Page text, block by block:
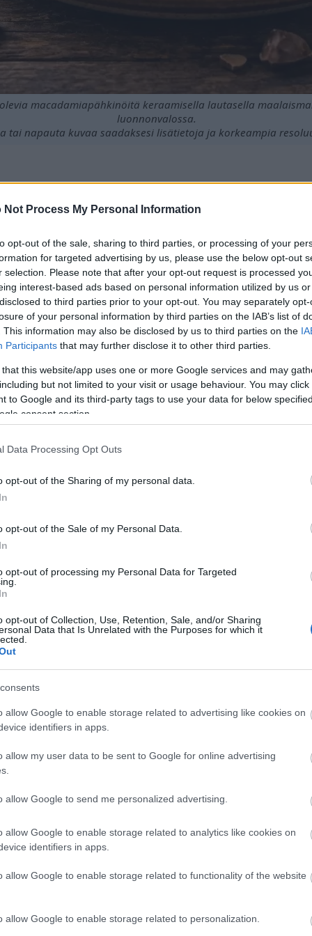
Not Process My Personal Information
opt-out of the sale, sharing to third parties, or processing of your
for targeted advertising by us, please use the below opt-out
selection. Please note that after your opt-out request is processed
interest-based ads based on personal information utilized by us
to third parties prior to your opt-out. You may separately
of your personal information by third parties on the IAB’s list of
This information may also be disclosed by us to third parties on the
Participants that may further disclose it to other third parties.
that this website/app uses one or more Google services and may
but not limited to your visit or usage behaviour. You may
to Google and its third-party tags to use your data for below
consent section.
Data Processing Opt Outs
opt-out of the Sharing of my personal data.
opt-out of the Sale of my Personal Data.
opt-out of processing my Personal Data for Targeted
opt-out of Collection, Use, Retention, Sale, and/or Sharing
Data that Is Unrelated with the Purposes for which it
allow Google to enable storage related to advertising like cookies on
identifiers in apps.
allow my user data to be sent to Google for online advertising
allow Google to send me personalized advertising.
allow Google to enable storage related to analytics like cookies on
identifiers in apps.
allow Google to enable storage related to functionality of the website
allow Google to enable storage related to personalization.
macadamiapähkinöitä keraamisella lautasella
luonnonvalossa.
tai napauta kuvaa saadaksesi lisätietoja ja korkeampia
täynnä terveellisiä rasvoja ja välttämättömiä
merkittävästi sydämen terveyttä.
kylläisyyttä lisäävien ominaisuuksiensa
antioksidanttipitoisuus tukee yleistä terveyttä.
ruokavalioon voi parantaa
vaikutus.
niiden täyteläisen, voisen maun vuoksi. Ne ovat hitti
Nämä pähkinät tulevat Australiasta, jossa
kuten Havaijilla, Brasiliassa ja Costa Ricassa. Tämä on
moniin ruokiin, sekä makeisiin että suolaisiin.
on ehdottomasti kokeiltava niiden ainutlaatuisen makun
hyviä rasvoja, vitamiineja ja mineraaleja. Ne ovat
macadamiapähkinöitä niiden terveyshyötyjen vuoksi.
ravintoainesekoitus tekee niistä suosikkeja
ravintosisältöprofiili
ravintoaineita, mikä tekee niistä loistavan valinnan
lähtökohta. Tämä määrä sisältää 23 grammaa rasvaa,
ja kivennäisaineita. Löydät niistä tiamiinia ja
kehoasi toimimaan oikein ja pitämään sinut
grammaa proteiinia ja 3 grammaa kuitua. Tämä tekee
antioksidanttiset
terveyshyötyjä antioksidanttiensa ansiosta. Ne
ravintoaineita. Näiden pähkinöiden säännöllinen
torjuvat tulehdusta tehokkaasti. Tutkimukset
terveyttä. Tokotrienolit, eräs E-vitamiinin tyyppi, ovat
terveyshyötyjä ja mahdollisesti alentavat